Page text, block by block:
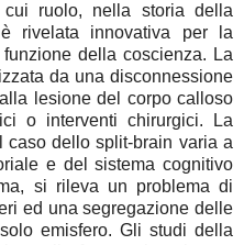
ruolo, nella storia della
rivelata innovativa per la
della coscienza. La
da una disconnessione
lesione del corpo calloso
o interventi chirurgici. La
caso dello split-brain varia a
e del sistema cognitivo
si rileva un problema di
ed una segregazione delle
emisfero. Gli studi della